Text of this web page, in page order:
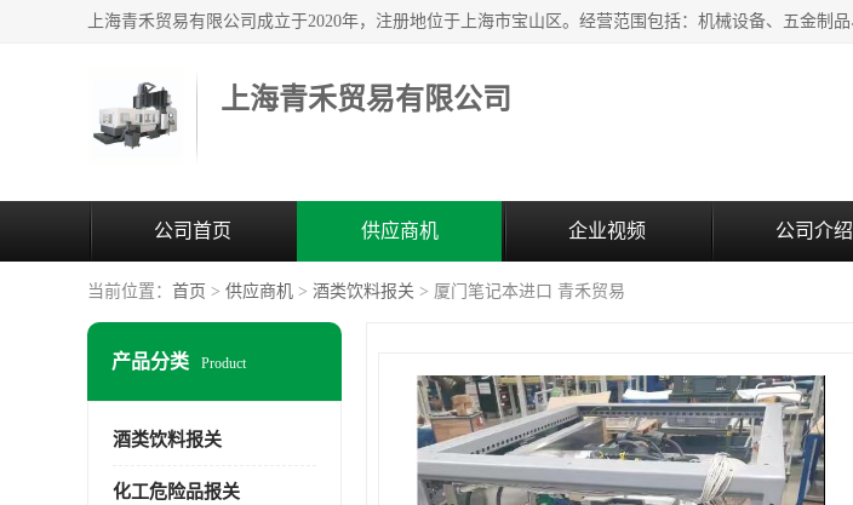
上海青禾贸易有限公司
公司首页 供应商机 企业视频 公司介绍
当前位置： 首页 > 供应商机 > 酒类饮料报关 > 厦门笔记本进口 青禾贸易
产品分类 Product
酒类饮料报关
化工危险品报关